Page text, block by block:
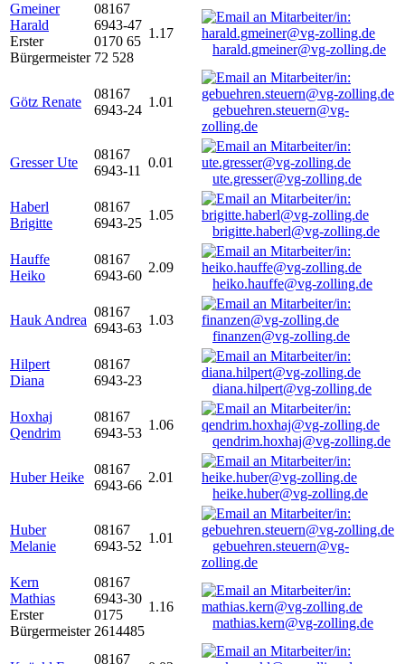
Gmeiner
Harald
Erster
Bürgermeister
08167
6943-47
0170 65
72 528
1.17
harald.gmeiner@vg-zolling.de
Götz Renate
08167
6943-24
1.01
gebuehren.steuern@vg-
zolling.de
Gresser Ute
08167
6943-11
0.01
ute.gresser@vg-zolling.de
Haberl
Brigitte
08167
6943-25
1.05
brigitte.haberl@vg-zolling.de
Hauffe
Heiko
08167
6943-60
2.09
heiko.hauffe@vg-zolling.de
Hauk Andrea
08167
6943-63
1.03
finanzen@vg-zolling.de
Hilpert
Diana
08167
6943-23
diana.hilpert@vg-zolling.de
Hoxhaj
Qendrim
08167
6943-53
1.06
qendrim.hoxhaj@vg-zolling.de
Huber Heike
08167
6943-66
2.01
heike.huber@vg-zolling.de
Huber
Melanie
08167
6943-52
1.01
gebuehren.steuern@vg-
zolling.de
Kern
Mathias
Erster
Bürgermeister
08167
6943-30
0175
2614485
1.16
mathias.kern@vg-zolling.de
08167